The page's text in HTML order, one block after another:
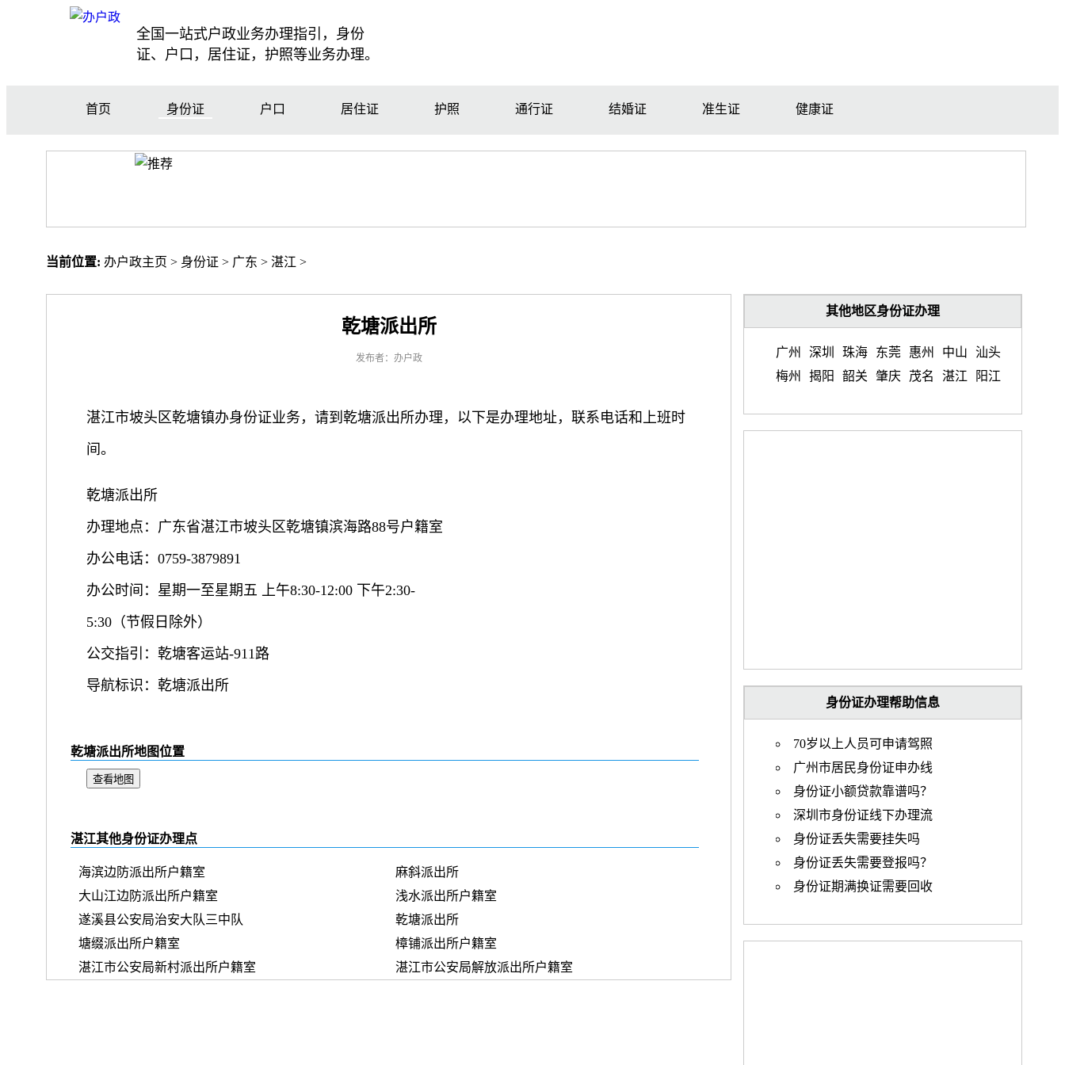
全国一站式户政业务办理指引，身份
证、户口，居住证，护照等业务办理。
首页 身份证 户口 居住证 护照 通行证 结婚证 准生证 健康证
当前位置: 办户政主页 > 身份证 > 广东 > 湛江 >
乾塘派出所
发布者：办户政
湛江市坡头区乾塘镇办身份证业务，请到乾塘派出所办理，以下是办理地址，联系电话和上班时
间。
乾塘派出所
办理地点：广东省湛江市坡头区乾塘镇滨海路88号户籍室
办公电话：0759-3879891
办公时间：星期一至星期五 上午8:30-12:00 下午2:30-
5:30（节假日除外）
公交指引：乾塘客运站-911路
导航标识：乾塘派出所
乾塘派出所地图位置
查看地图
湛江其他身份证办理点
海滨边防派出所户籍室
麻斜派出所
大山江边防派出所户籍室
浅水派出所户籍室
遂溪县公安局治安大队三中队
乾塘派出所
塘缀派出所户籍室
樟铺派出所户籍室
湛江市公安局新村派出所户籍室
湛江市公安局解放派出所户籍室
其他地区身份证办理
广州 深圳 珠海 东莞 惠州 中山
汕头
梅州
揭阳 韶关 肇庆 茂名 湛江 阳江
身份证办理帮助信息
70岁以上人员可申请驾照
广州市居民身份证申办线
身份证小额贷款靠谱吗？
深圳市身份证线下办理流
身份证丢失需要挂失吗
身份证丢失需要登报吗？
身份证期满换证需要回收